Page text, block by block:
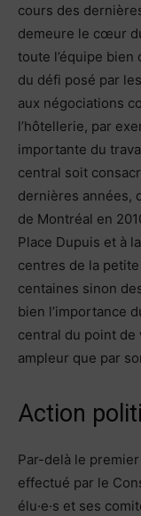
cours des
demeure le cœur
toute l’équipe bien
du défi posé par
aux négociations
l’hôtellerie, par
importante du
central soit
dernières années,
de Montréal en
Place Dupuis et à
centres de la
centaines sinon
bien l’importance
central du point de
ampleur que par
Action
Par-delà le
effectué par le
élu·e·s et ses